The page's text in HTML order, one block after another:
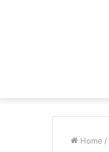
Home /